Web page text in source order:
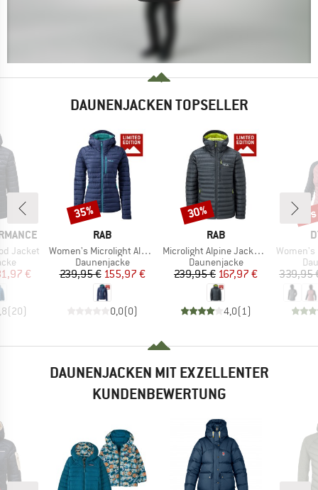
DAUNENJACKEN TOPSELLER
Jacket
Preis
€
(20)
MARKE
RAB
Artikel
Women's Microlight Alpine Jacket Exclusive
Produktgruppe
Daunenjacke
Preis
239,95 €reduzierter Preis
155,97 €
0,0(0)
Rabatt
35%
MARKE
RAB
Artikel
Microlight Alpine Jacket Exclusive
Produktgruppe
Daunenjacke
Preis
239,95 €reduzierter Preis
167,97 €
4,0(1 )
Rabatt
30%
Artikel
Women's
339,95
DAUNENJACKEN MIT EXZELLENTER
KUNDENBEWERTUNG